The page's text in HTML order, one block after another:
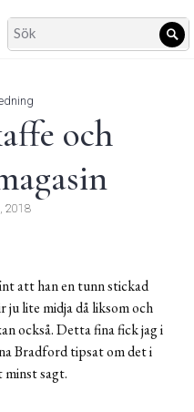
Search
for:
och
2018
att han en tunn stickad
ju lite midja då liksom och
också. Detta fina fick jag i
Bradford tipsat om det i
minst sagt.